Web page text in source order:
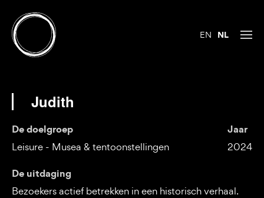
EN NL
Judith
Jaar
2024
De doelgroep
Leisure - Musea & tentoonstellingen
De uitdaging
Bezoekers actief betrekken in een historisch verhaal.